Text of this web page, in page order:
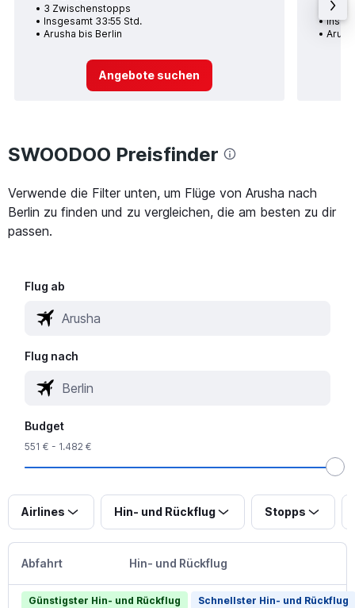
3 Zwischenstopps
Insgesamt 33:55 Std.
Arusha bis Berlin
Angebote suchen
2
SWOODOO Preisfinder
Verwende die Filter unten, um Flüge von Arusha nach
Berlin zu finden und zu vergleichen, die am besten zu dir
passen.
Flug ab
Flug nach
Budget
551 € - 1.482 €
Airlines Hin- und Rückflug Stopps
Abfahrt Hin- und Rückflug
Günstigster Hin- und Rückflug Schnellster Hin- und Rückflug